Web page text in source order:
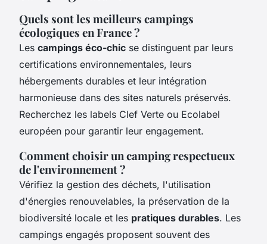
Quels sont les meilleurs campings
écologiques en France ?
Les campings éco-chic se distinguent par leurs
certifications environnementales, leurs
hébergements durables et leur intégration
harmonieuse dans des sites naturels préservés.
Recherchez les labels Clef Verte ou Ecolabel
européen pour garantir leur engagement.
Comment choisir un camping respectueux
de l'environnement ?
Vérifiez la gestion des déchets, l'utilisation
d'énergies renouvelables, la préservation de la
biodiversité locale et les pratiques durables. Les
campings engagés proposent souvent des